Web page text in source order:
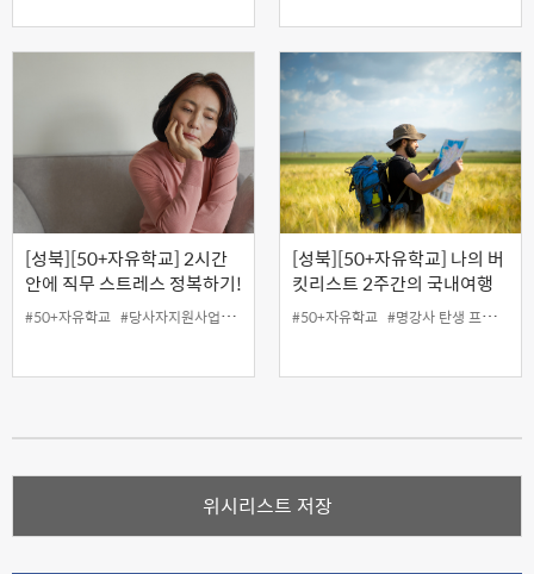
[성북][50+자유학교] 2시간
안에 직무 스트레스 정복하기!
#50+자유학교 #당사자지원사업 #성북홍보왕 #지역협력사업 #특강
[성북][50+자유학교] 나의 버
킷리스트 2주간의 국내여행
#50+자유학교 #명강사 탄생 프로젝트
위시리스트 저장